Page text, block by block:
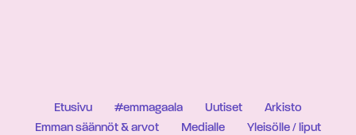
Etusivu #emmagaala Uutiset
Arkisto
Emman säännöt & arvot
Medialle
Yleisölle / liput